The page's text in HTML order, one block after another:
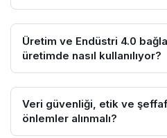
Üretim ve Endüstri 4.0
üretimde nasıl kullanılıyor?
Veri güvenliği, etik ve
önlemler alınmalı?